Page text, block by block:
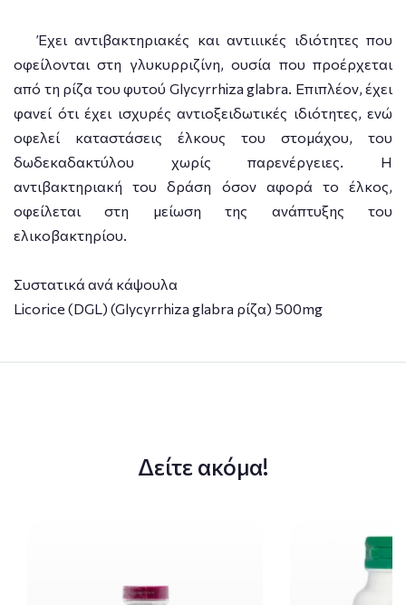
Έχει αντιβακτηριακές και αντιιικές ιδιότητες που
οφείλονται στη γλυκυρριζίνη, ουσία που προέρχεται
από τη ρίζα του φυτού Glycyrrhiza glabra. Επιπλέον, έχει
φανεί ότι έχει ισχυρές αντιοξειδωτικές ιδιότητες, ενώ
οφελεί καταστάσεις έλκους του στομάχου, του
δωδεκαδακτύλου χωρίς παρενέργειες. Η
αντιβακτηριακή του δράση όσον αφορά το έλκος,
οφείλεται στη μείωση της ανάπτυξης του
ελικοβακτηρίου.
Συστατικά ανά κάψουλα
Licorice (DGL) (Glycyrrhiza glabra ρίζα) 500mg
Δείτε ακόμα!